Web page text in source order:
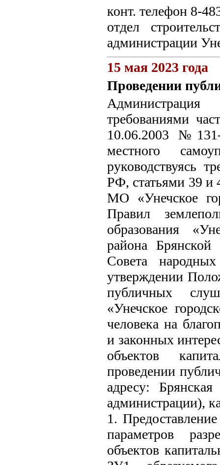
конт. телефон 8-
отдел
администрации
15 мая 2023 года
Проведении
требованиями
10.06.2003
местного
руководствуясь
РФ, статьями 39 и
МО «Унечское
Правил
образования
района Брянской
Совета
утверждении
публичных
«Унечское
человека на
и законных
объектов
проведении
адресу:
администрации),
1.
параметров
объектов